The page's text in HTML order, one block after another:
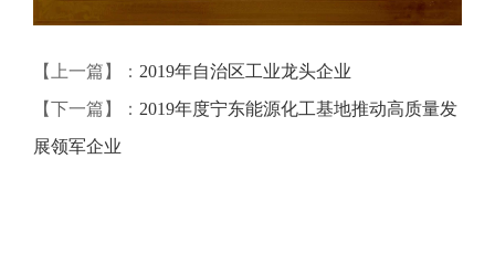
【上一篇】： 2019年自治区工业龙头企业
【下一篇】： 2019年度宁东能源化工基地推动高质量发
展领军企业